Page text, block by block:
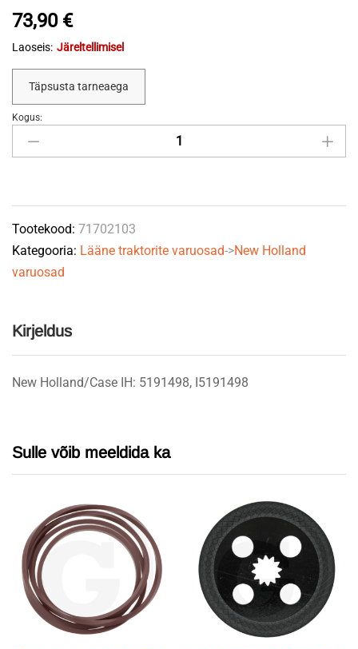
73,90 €
Laoseis: Järeltellimisel
Täpsusta tarneaega
Tihend
pidurikolvi
quantity
Kogus:
Tootekood: 71702103
Kategooria: Lääne traktorite varuosad->New Holland
varuosad
Kirjeldus
New Holland/Case IH: 5191498, I5191498
Sulle võib meeldida ka